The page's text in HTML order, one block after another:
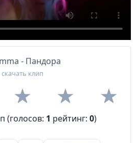
- Пандора
скачать клип
(голосов: 1 рейтинг: 0)